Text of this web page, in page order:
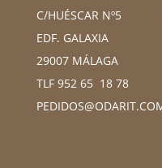
C/HUÉSCAR Nº5
EDF. GALAXIA
29007 MÁLAGA
TLF 952 65 18 78